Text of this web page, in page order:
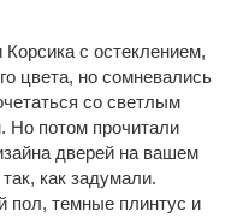
с остеклением,
цвета, но сомневались
со светлым
Но потом прочитали
дверей на вашем
как задумали.
пол, темные плинтус и